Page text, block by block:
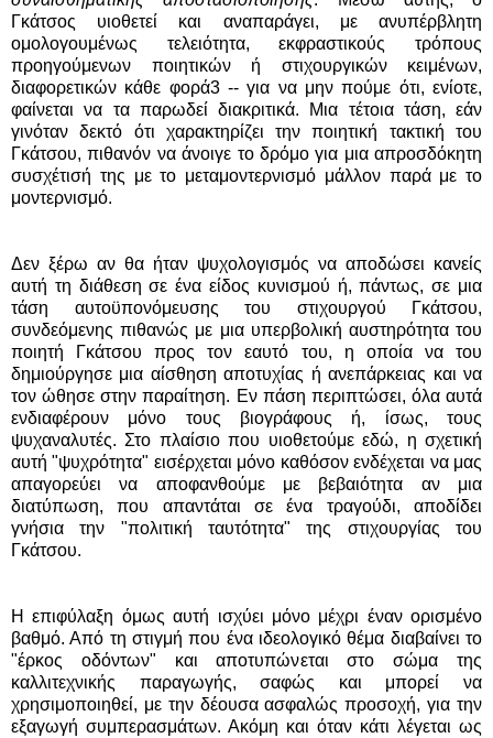
Γκάτσος υιοθετεί και αναπαράγει, με ανυπέρβλητη
ομολογουμένως τελειότητα, εκφραστικούς τρόπους
προηγούμενων ποιητικών ή στιχουργικών κειμένων,
διαφορετικών κάθε φορά3 -- για να μην πούμε ότι, ενίοτε,
φαίνεται να τα παρωδεί διακριτικά. Μια τέτοια τάση, εάν
γινόταν δεκτό ότι χαρακτηρίζει την ποιητική τακτική του
Γκάτσου, πιθανόν να άνοιγε το δρόμο για μια απροσδόκητη
συσχέτισή της με το μεταμοντερνισμό μάλλον παρά με το
μοντερνισμό.
Δεν ξέρω αν θα ήταν ψυχολογισμός να αποδώσει κανείς
αυτή τη διάθεση σε ένα είδος κυνισμού ή, πάντως, σε μια
τάση αυτοϋπονόμευσης του στιχουργού Γκάτσου,
συνδεόμενης πιθανώς με μια υπερβολική αυστηρότητα του
ποιητή Γκάτσου προς τον εαυτό του, η οποία να του
δημιούργησε μια αίσθηση αποτυχίας ή ανεπάρκειας και να
τον ώθησε στην παραίτηση. Εν πάση περιπτώσει, όλα αυτά
ενδιαφέρουν μόνο τους βιογράφους ή, ίσως, τους
ψυχαναλυτές. Στο πλαίσιο που υιοθετούμε εδώ, η σχετική
αυτή "ψυχρότητα" εισέρχεται μόνο καθόσον ενδέχεται να μας
απαγορεύει να αποφανθούμε με βεβαιότητα αν μια
διατύπωση, που απαντάται σε ένα τραγούδι, αποδίδει
γνήσια την "πολιτική ταυτότητα" της στιχουργίας του
Γκάτσου.
Η επιφύλαξη όμως αυτή ισχύει μόνο μέχρι έναν ορισμένο
βαθμό. Από τη στιγμή που ένα ιδεολογικό θέμα διαβαίνει το
"έρκος οδόντων" και αποτυπώνεται στο σώμα της
καλλιτεχνικής παραγωγής, σαφώς και μπορεί να
χρησιμοποιηθεί, με την δέουσα ασφαλώς προσοχή, για την
εξαγωγή συμπερασμάτων. Ακόμη και όταν κάτι λέγεται ως